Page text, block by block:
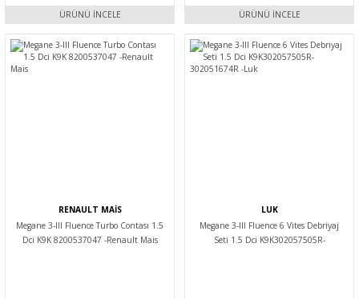
ÜRÜNÜ İNCELE
ÜRÜNÜ İNCELE
RENAULT MAİS
Megane 3-III Fluence Turbo Contası 1.5
Dci K9K 8200537047 -Renault Mais
LUK
Megane 3-III Fluence 6 Vites Debriyaj
Seti 1.5 Dci K9K302057505R-